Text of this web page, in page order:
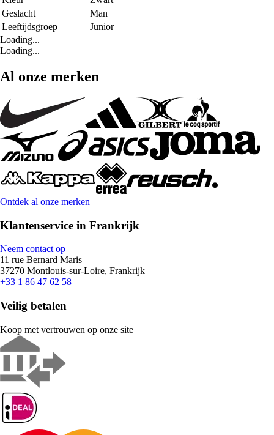
Geslacht
Man
Leeftijdsgroep
Junior
Loading...
Loading...
Al onze merken
Ontdek al onze merken
Klantenservice in Frankrijk
Neem contact op
11 rue Bernard Maris
37270 Montlouis-sur-Loire, Frankrijk
+33 1 86 47 62 58
Veilig betalen
Koop met vertrouwen op onze site